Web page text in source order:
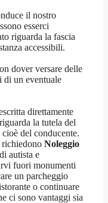
il nostro
esserci
riguarda la fascia
accessibili.
dover versare delle
di un eventuale
direttamente
la tutela del
del conducente.
richiedono Noleggio
autista e
fuori monumenti
un parcheggio
o continuare
ci sono vantaggi sia